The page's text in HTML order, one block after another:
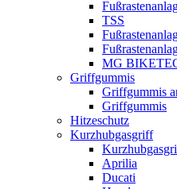
TSS
MG
Griffgummis
Griffgummis
Griffgummis
Hitzeschutz
Kurzhubgasgriff
Aprilia
Ducati